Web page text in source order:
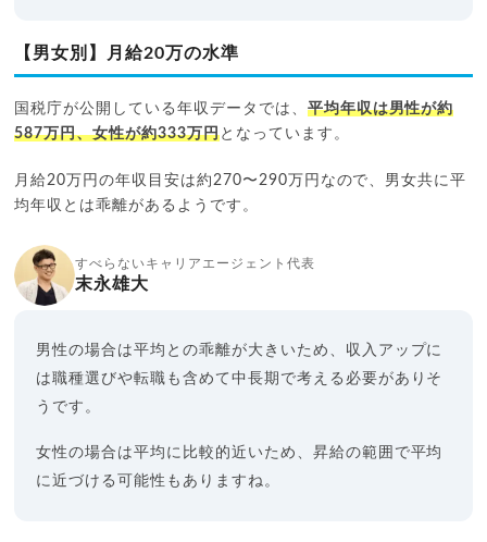
【男女別】月給20万の水準
国税庁が公開している年収データでは、 平均年収は男性が約
587万円、女性が約333万円となっています。
月給20万円の年収目安は約270〜290万円なので、男女共に平
均年収とは乖離があるようです。
すべらないキャリアエージェント代表
末永雄大
男性の場合は平均との乖離が大きいため、収入アップに
は職種選びや転職も含めて中長期で考える必要がありそ
うです。
女性の場合は平均に比較的近いため、昇給の範囲で平均
に近づける可能性もありますね。